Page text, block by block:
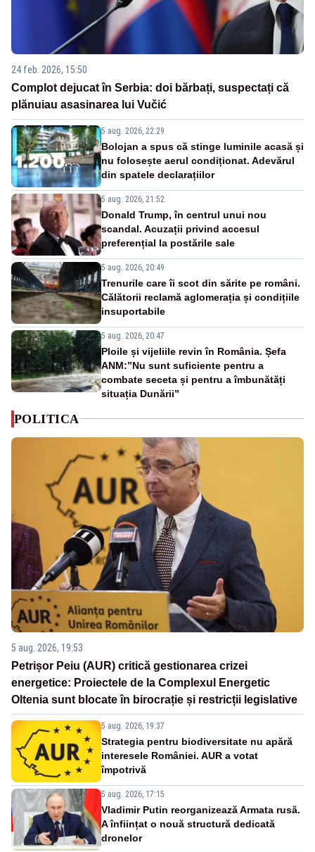
24 feb. 2026, 15:50
Complot dejucat în Serbia: doi bărbați, suspectați că
plănuiau asasinarea lui Vučić
5 aug. 2026, 22:29
Bolojan a spus că stinge luminile acasă și
nu folosește aerul condiționat. Adevărul
din spatele declarațiilor
5 aug. 2026, 21:52
Donald Trump, în centrul unui nou
scandal. Acuzații privind accesul
preferențial la postările sale
5 aug. 2026, 20:49
Trenurile care îi scot din sărite pe români.
Călătorii reclamă aglomerația și condițiile
insuportabile
5 aug. 2026, 20:47
Ploile și vijeliile revin în România. Șefa
ANM:”Nu sunt suficiente pentru a
combate seceta și pentru a îmbunătăți
situația Dunării”
POLITICA
5 aug. 2026, 19:53
Petrișor Peiu (AUR) critică gestionarea crizei
energetice: Proiectele de la Complexul Energetic
Oltenia sunt blocate în birocrație și restricții legislative
5 aug. 2026, 19:37
Strategia pentru biodiversitate nu apără
interesele României. AUR a votat
împotrivă
5 aug. 2026, 17:15
Vladimir Putin reorganizează Armata rusă.
A înființat o nouă structură dedicată
dronelor